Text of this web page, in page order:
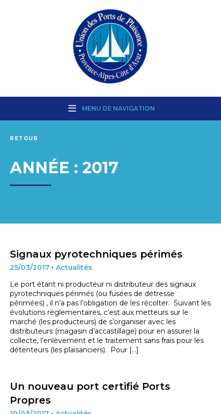
MENU DE NAVIGATION
RETOUR
ANNÉE : 2017
Signaux pyrotechniques périmés
25/03/2017 • Actualités
Le port étant ni producteur ni distributeur des signaux
pyrotechniques périmés (ou fusées de détresse
périmées) , il n’a pas l’obligation de les récolter. Suivant les
évolutions réglementaires, c’est aux metteurs sur le
marché (les producteurs) de s’organiser avec les
distributeurs (magasin d’accastillage) pour en assurer la
collecte, l’enlèvement et le traitement sans frais pour les
détenteurs (les plaisanciers). Pour […]
Un nouveau port certifié Ports
Propres